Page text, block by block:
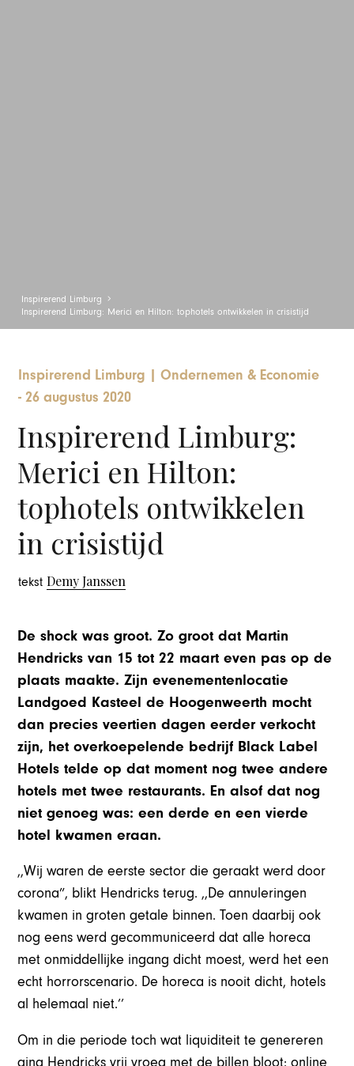
Inspirerend Limburg
Inspirerend Limburg: Merici en Hilton: tophotels ontwikkelen in crisistijd
Inspirerend Limburg
Ondernemen & Economie
-26 augustus 2020
Inspirerend Limburg:
Merici en Hilton:
tophotels ontwikkelen
in crisistijd
tekstDemy Janssen
De shock was groot. Zo groot dat Martin
Hendricks van 15 tot 22 maart even pas op de
plaats maakte. Zijn evenementenlocatie
Landgoed Kasteel de Hoogenweerth mocht
dan precies veertien dagen eerder verkocht
zijn, het overkoepelende bedrijf Black Label
Hotels telde op dat moment nog twee andere
hotels met twee restaurants. En alsof dat nog
niet genoeg was: een derde en een vierde
hotel kwamen eraan.
,,Wij waren de eerste sector die geraakt werd door
corona”, blikt Hendricks terug. ,,De annuleringen
kwamen in groten getale binnen. Toen daarbij ook
nog eens werd gecommuniceerd dat alle horeca
met onmiddellijke ingang dicht moest, werd het een
echt horrorscenario. De horeca is nooit dicht, hotels
al helemaal niet.’’
Om in die periode toch wat liquiditeit te genereren